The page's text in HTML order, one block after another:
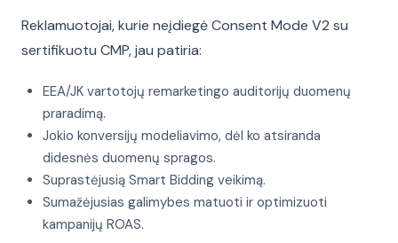
Reklamuotojai, kurie neįdiegė Consent Mode V2 su
sertifikuotu CMP, jau patiria:
EEA/JK vartotojų remarketingo auditorijų duomenų
praradimą.
Jokio konversijų modeliavimo, dėl ko atsiranda
didesnės duomenų spragos.
Suprastėjusią Smart Bidding veikimą.
Sumažėjusias galimybes matuoti ir optimizuoti
kampanijų ROAS.